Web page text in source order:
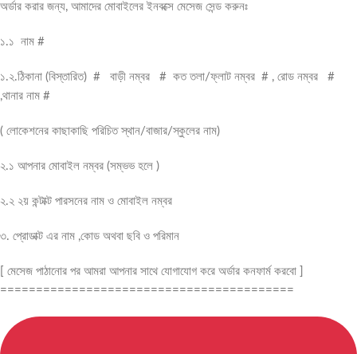
অর্ডার করার জন্য, আমাদের মোবাইলের ইনবক্সে মেসেজ সেন্ড করুনঃ
১.১ নাম #
১.২.ঠিকানা (বিস্তারিত) # বাড়ী নম্বর # কত তলা/ফ্লাট নম্বর # , রোড নম্বর #
,থানার নাম #
( লোকেশনের কাছাকাছি পরিচিত স্থান/বাজার/স্কুলের নাম)
২.১ আপনার মোবাইল নম্বর (সম্ভভ হলে )
২.২ ২য় কন্টাক্ট পারসনের নাম ও মোবাইল নম্বর
৩. প্রোডাক্ট এর নাম ,কোড অথবা ছবি ও পরিমান
[ মেসেজ পাঠানোর পর আমরা আপনার সাথে যোগাযোগ করে অর্ডার কনফার্ম করবো ]
=========================================